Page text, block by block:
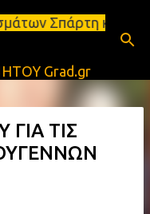
Λακωνία
Grad.gr
ΤΙΣ